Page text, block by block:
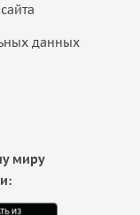
данных
миру